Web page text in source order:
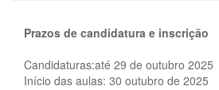
Prazos de candidatura e inscrição
Candidaturas:até 29 de outubro 2025
Início das aulas: 30 outubro de 2025